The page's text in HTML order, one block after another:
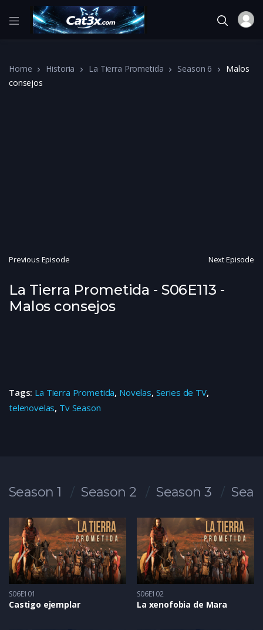
Home Historia La Tierra Prometida Season 6
Malos
consejos
Previous Episode Next Episode
La Tierra Prometida - S06E113 -
Malos consejos
Tags: La Tierra Prometida, Novelas, Series de TV,
telenovelas, Tv Season
Season 1 Season 2 Season 3
S06E101
Castigo ejemplar
S06E102
La xenofobia de Mara